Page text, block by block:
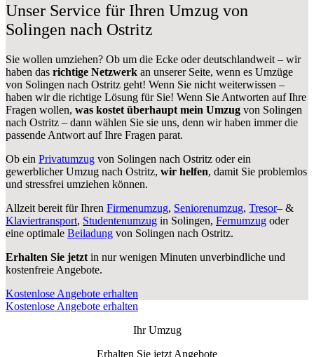
Unser Service für Ihren Umzug von
Solingen nach Ostritz
Sie wollen umziehen? Ob um die Ecke oder deutschlandweit – wir
haben das richtige Netzwerk an unserer Seite, wenn es Umzüge
von Solingen nach Ostritz geht! Wenn Sie nicht weiterwissen –
haben wir die richtige Lösung für Sie! Wenn Sie Antworten auf Ihre
Fragen wollen, was kostet überhaupt mein Umzug von Solingen
nach Ostritz – dann wählen Sie sie uns, denn wir haben immer die
passende Antwort auf Ihre Fragen parat.
Ob ein Privatumzug von Solingen nach Ostritz oder ein
gewerblicher Umzug nach Ostritz, wir helfen, damit Sie problemlos
und stressfrei umziehen können.
Allzeit bereit für Ihren Firmenumzug, Seniorenumzug, Tresor– &
Klaviertransport, Studentenumzug in Solingen, Fernumzug oder
eine optimale Beiladung von Solingen nach Ostritz.
Erhalten Sie jetzt in nur wenigen Minuten unverbindliche und
kostenfreie Angebote.
Kostenlose Angebote erhalten
Kostenlose Angebote erhalten
Ihr Umzug
Erhalten Sie jetzt Angebote